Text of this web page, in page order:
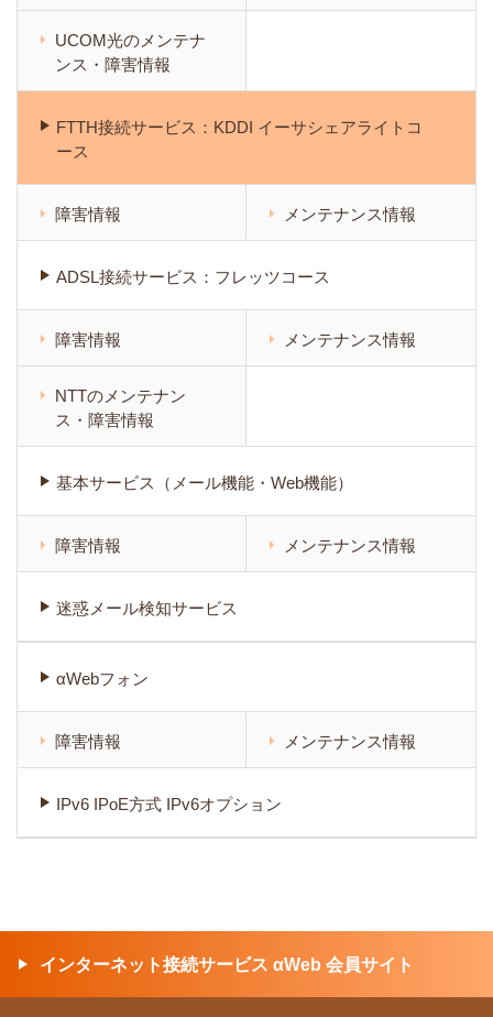
UCOM光のメンテナ
ンス・障害情報
FTTH接続サービス：KDDI イーサシェアライトコ
ース
障害情報 メンテナンス情報
ADSL接続サービス：フレッツコース
障害情報 メンテナンス情報
NTTのメンテナン
ス・障害情報
基本サービス（メール機能・Web機能）
障害情報 メンテナンス情報
迷惑メール検知サービス
αWebフォン
障害情報 メンテナンス情報
IPv6 IPoE方式 IPv6オプション
インターネット接続サービス αWeb 会員サイト